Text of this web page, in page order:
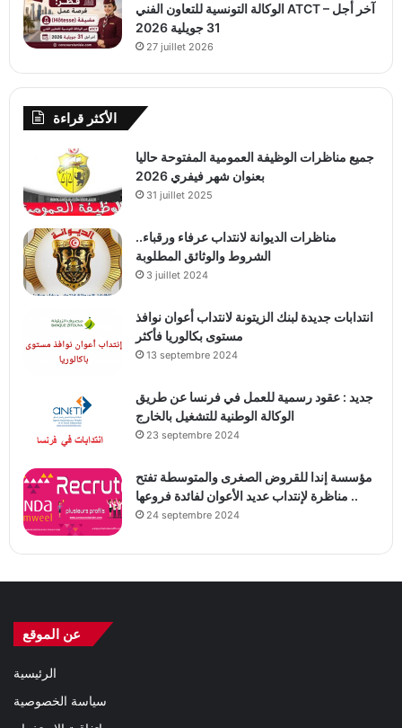
الوكالة التونسية للتعاون الفني ATCT – آخر أجل
31 جويلية 2026
27 juillet 2026
الأكثر قراءة
جميع مناظرات الوظيفة العمومية المفتوحة حاليا
بعنوان شهر فيفري 2026
31 juillet 2025
مناظرات الديوانة لانتداب عرفاء ورقباء..
الشروط والوثائق المطلوبة
3 juillet 2024
انتدابات جديدة لبنك الزيتونة لانتداب أعوان نوافذ
مستوى بكالوريا فأكثر
13 septembre 2024
جديد : عقود رسمية للعمل في فرنسا عن طريق
الوكالة الوطنية للتشغيل بالخارج
23 septembre 2024
مؤسسة إندا للقروض الصغرى والمتوسطة تفتح
مناظرة لإنتداب عديد الأعوان لفائدة فروعها ..
24 septembre 2024
عن الموقع
الرئيسية
سياسة الخصوصية